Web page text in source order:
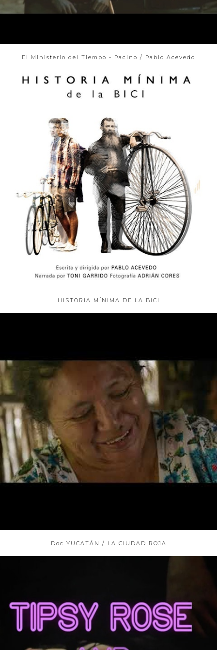
El Ministerio del Tiempo - Pacino / Pablo Acevedo
HISTORIA MÍNIMA DE LA BICI
Doc YUCATÁN / LA CIUDAD ROJA